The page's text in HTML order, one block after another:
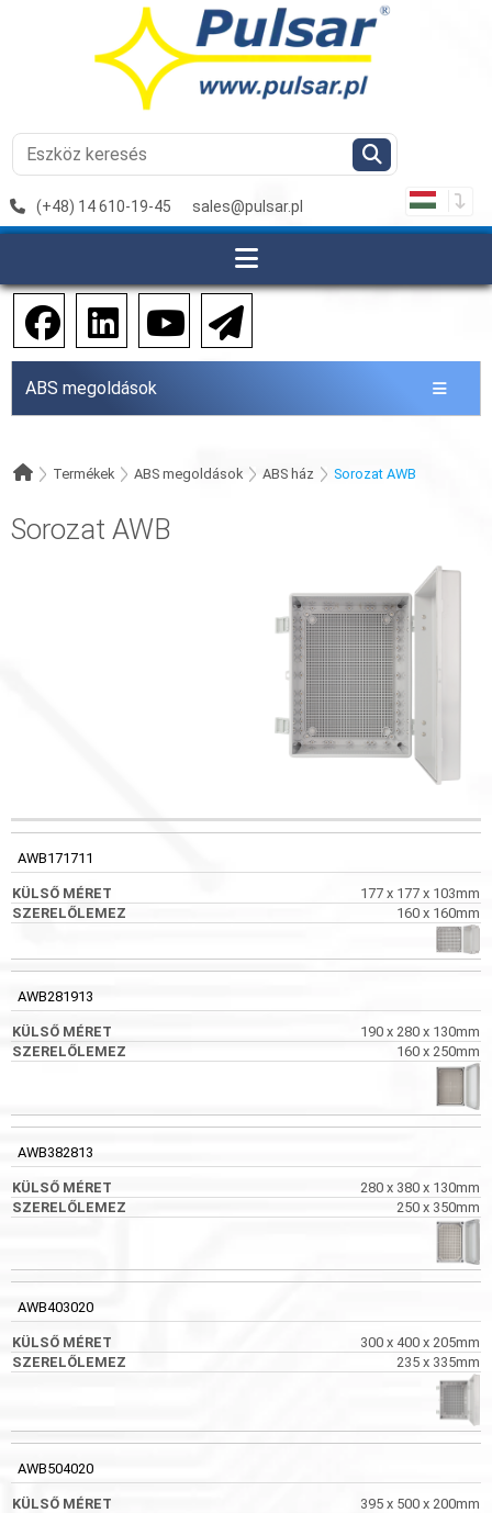
(+48) 14 610-19-45 sales@pulsar.pl
ABS megoldások
Termékek ABS megoldások ABS ház Sorozat AWB
Sorozat AWB
KÓD KÜLSŐ MÉRET SZERELŐLEMEZ KÉPEK
AWB171711
177 x 177 x 103mm
160 x 160mm
AWB281913
190 x 280 x 130mm
160 x 250mm
AWB382813
280 x 380 x 130mm
250 x 350mm
AWB403020
300 x 400 x 205mm
235 x 335mm
AWB504020
395 x 500 x 200mm